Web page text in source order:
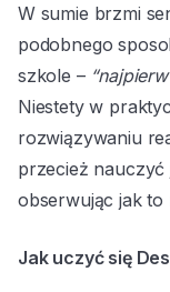
W sumie brzmi
podobnego
szkole –
Niestety w
rozwiązywaniu
przecież
obserwując jak to
Jak uczyć się